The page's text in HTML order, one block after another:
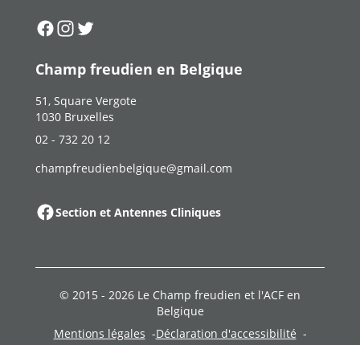
Suivez-nous sur
Suivez-nous sur
Suivez-nous sur
Champ freudien en Belgique
51, Square Vergote
1030 Bruxelles
02 - 732 20 12
champfreudienbelgique@gmail.com
Section et Antennes Cliniques
© 2015 - 2026 Le Champ freudien et l'ACF en
Belgique
Mentions légales
Déclaration d'accessibilité